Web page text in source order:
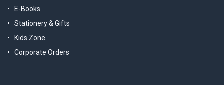
E-Books
Stationery & Gifts
Kids Zone
Corporate Orders